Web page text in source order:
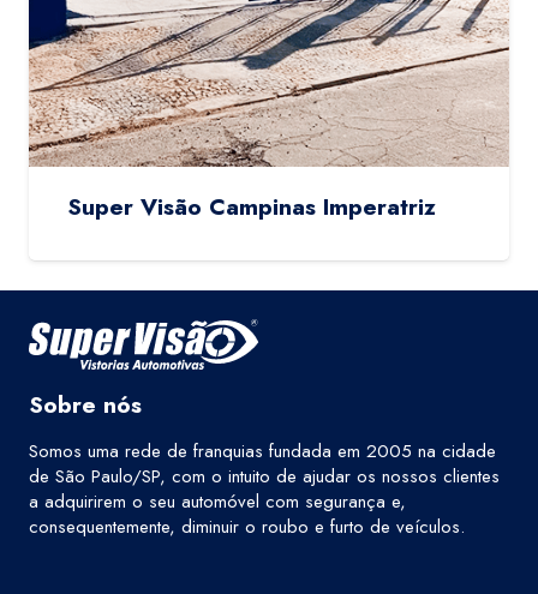
Super Visão Campinas Imperatriz
Sobre nós
Somos uma rede de franquias fundada em 2005 na cidade
de São Paulo/SP, com o intuito de ajudar os nossos clientes
a adquirirem o seu automóvel com segurança e,
consequentemente, diminuir o roubo e furto de veículos.